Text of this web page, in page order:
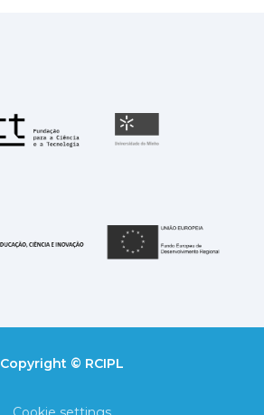
Fundação para a
República Portuguesa
Copyright © RCIPL